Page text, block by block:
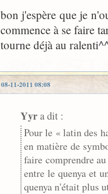
bon j'espère que je
commence à se faire
tourne déjà au
08-11-2011 08:08
Yyra dit :
Pour le « latin des
en matière de
faire comprendre
entre le quenya et
quenya n'était plus